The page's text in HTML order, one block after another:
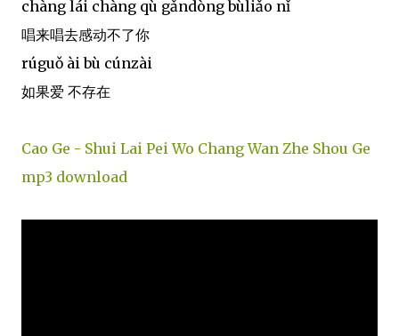
chàng lái chàng qù gǎndòng bùliǎo nǐ
唱来唱去感动不了你
rúguǒ ài bù cúnzài
如果爱 不存在
Cao Ge - Shui Lai Pei Wo Chang Wan Zhe Shou Ge
mp3 download